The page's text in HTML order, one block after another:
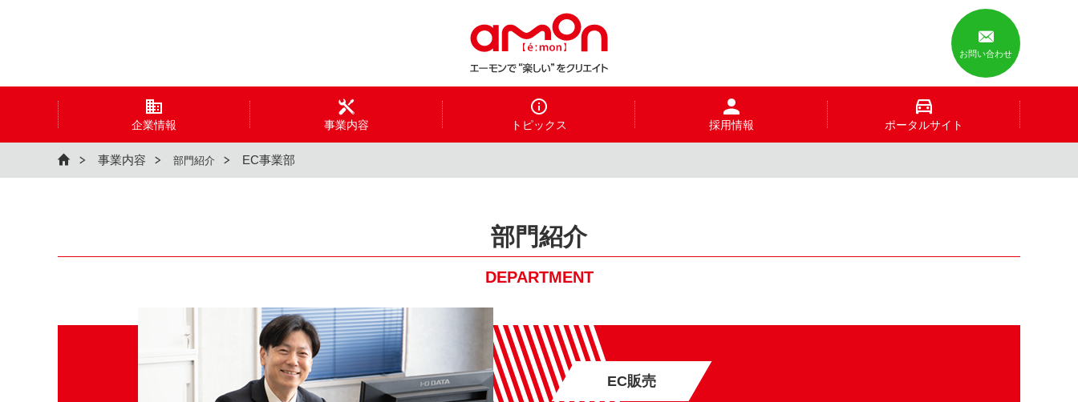
お問い合わせ
企業情報 事業内容 トピックス 採用情報 ポータルサイト
事業内容 部門紹介 EC事業部
部門紹介
DEPARTMENT
EC販売